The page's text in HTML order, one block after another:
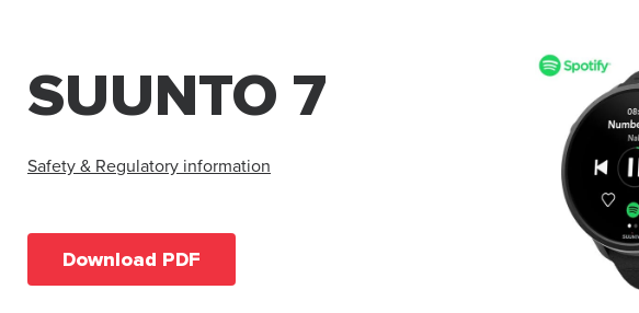
SUUNTO 7
Safety & Regulatory information
Download PDF